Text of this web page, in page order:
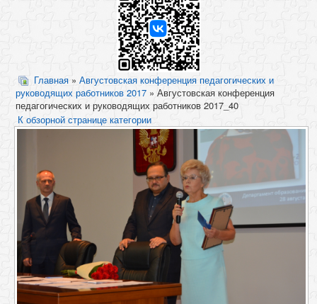
Главная » Августовская конференция педагогических и
руководящих работников 2017 » Августовская конференция
педагогических и руководящих работников 2017_40
К обзорной странице категории